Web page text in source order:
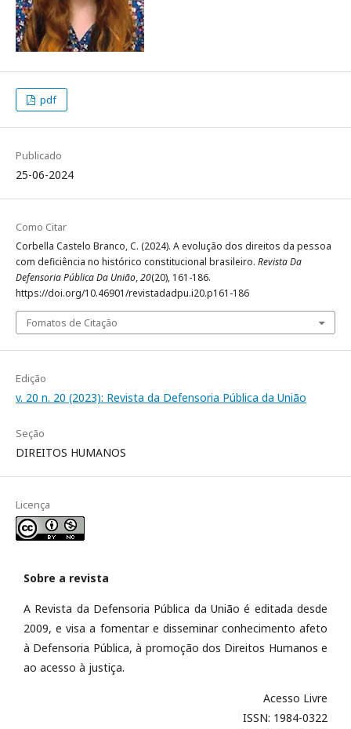
pdf
Publicado
25-06-2024
Como Citar
Corbella Castelo Branco, C. (2024). A evolução dos direitos da pessoa
com deficiência no histórico constitucional brasileiro. Revista Da
Defensoria Pública Da União,20(20), 161-186.
https://doi.org/10.46901/revistadadpu.i20.p161-186
Fomatos de Citação
Edição
v. 20 n. 20 (2023): Revista da Defensoria Pública da União
Seção
DIREITOS HUMANOS
Licença
Sobre a revista
A Revista da Defensoria Pública da União é editada desde
2009, e visa a fomentar e disseminar conhecimento afeto
à Defensoria Pública, à promoção dos Direitos Humanos e
ao acesso à justiça.
Acesso Livre
ISSN: 1984-0322